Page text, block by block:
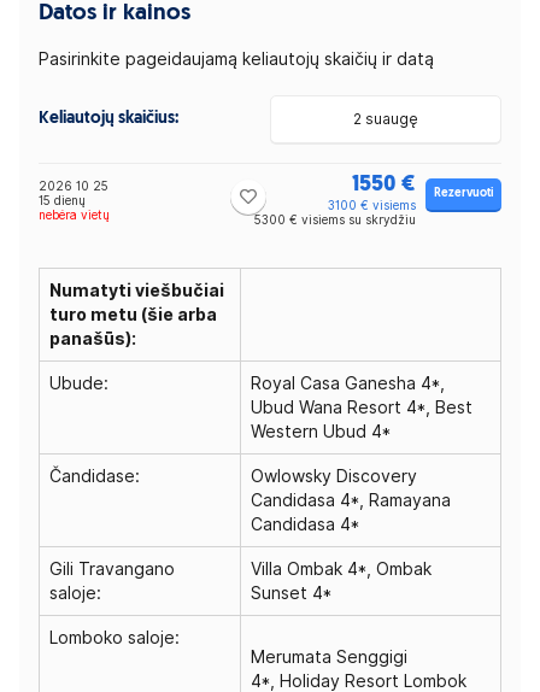
Datos ir kainos
Pasirinkite pageidaujamą keliautojų skaičių ir datą
Keliautojų skaičius: 2 suaugę
2026 10 25
15 dienų
nebėra vietų
1550 €
3100 € visiems
5300 € visiems su skrydžiu
Rezervuoti
Numatyti viešbučiai
turo metu (šie arba
panašūs):
Ubude: Royal Casa Ganesha 4*
Ubud Wana Resort 4*
Best
Western Ubud 4*
Čandidase:
Owlowsky Discovery
Candidasa 4*
Ramayana
Candidasa 4*
Gili Travangano
saloje:
Villa Ombak 4*, Ombak
Sunset 4*
Lomboko saloje:
Merumata Senggigi
4*,
Holiday Resort Lombok